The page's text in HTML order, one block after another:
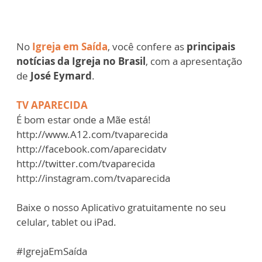
No Igreja em Saída, você confere as principais
notícias da Igreja no Brasil, com a apresentação
de José Eymard.
TV APARECIDA
É bom estar onde a Mãe está!
http://www.A12.com/tvaparecida​
http://facebook.com/aparecidatv​
http://twitter.com/tvaparecida​
http://instagram.com/tvaparecida​
Baixe o nosso Aplicativo gratuitamente no seu
celular, tablet ou iPad.
#IgrejaEmSaída